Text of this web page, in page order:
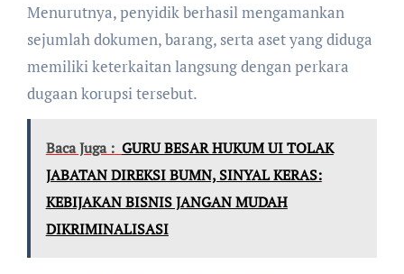
Menurutnya, penyidik berhasil mengamankan
sejumlah dokumen, barang, serta aset yang diduga
memiliki keterkaitan langsung dengan perkara
dugaan korupsi tersebut.
Baca Juga : GURU BESAR HUKUM UI TOLAK
JABATAN DIREKSI BUMN, SINYAL KERAS:
KEBIJAKAN BISNIS JANGAN MUDAH
DIKRIMINALISASI